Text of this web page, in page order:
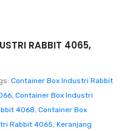
RABBIT 4065,
Container Box Industri Rabbit
, Container Box Industri
4068, Container Box
Rabbit 4065, Keranjang